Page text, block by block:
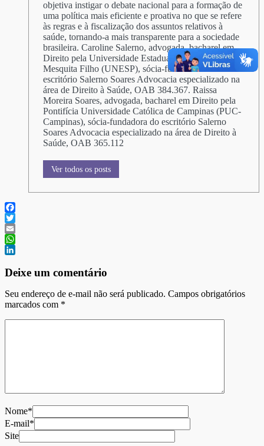
objetiva instigar o debate nacional para a formação de
uma política mais eficiente e proativa no que se refere
às regras e à fiscalização dos assuntos relativos à
saúde, tornando-a mais transparente para a sociedade
brasileira. Caroline Salerno, advogada, bacharel em
Direito pela Universidade Estadual Paulista Júlio de
Mesquita Filho (UNESP), sócia-fundadora do
escritório Salerno Soares Advocacia especializado na
área de Direito à Saúde, OAB 384.367. Raissa
Moreira Soares, advogada, bacharel em Direito pela
Pontifícia Universidade Católica de Campinas (PUC-
Campinas), sócia-fundadora do escritório Salerno
Soares Advocacia especializado na área de Direito à
Saúde, OAB 365.112
Ver todos os posts
Facebook
Twitter
Email
WhatsApp
Deixe um comentário
Seu endereço de e-mail não será publicado. Campos obrigatórios
marcados com *
Nome*
E-mail*
Site